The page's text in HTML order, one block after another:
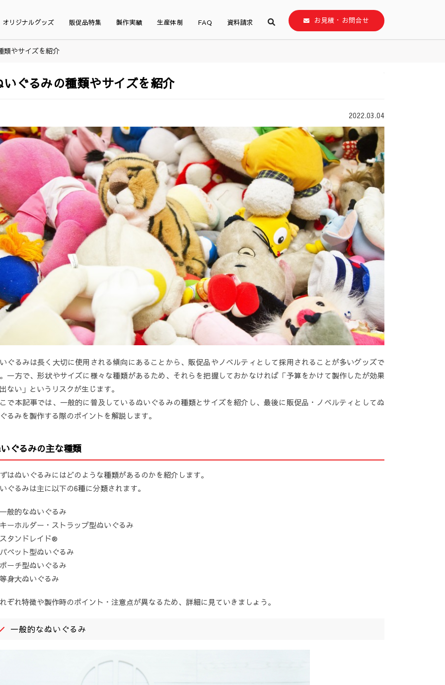
オリジナルグッズ 販促品特集 製作実績 生産体制 FAQ 資料請求 お見積・お問合せ
類やサイズを紹介
いぐるみの種類やサイズを紹介
2022.03.04
ぐるみは長く大切に使用される傾向にあることから、販促品やノベルティとして採用されることが多いグッズで
一方で、形状やサイズに様々な種類があるため、それらを把握しておかなければ「予算をかけて製作したが効果
ない」というリスクが生じます。
で本記事では、一般的に普及しているぬいぐるみの種類とサイズを紹介し、最後に販促品・ノベルティとしてぬ
るみを製作する際のポイントを解説します。
ぐるみの主な種類
はぬいぐるみにはどのような種類があるのかを紹介します。
ぐるみは主に以下の6種に分類されます。
般的なぬいぐるみ
ーホルダー・ストラップ型ぬいぐるみ
タンドレイド®
ペット型ぬいぐるみ
ーチ型ぬいぐるみ
身大ぬいぐるみ
ぞれ特徴や製作時のポイント・注意点が異なるため、詳細に見ていきましょう。
一般的なぬいぐるみ